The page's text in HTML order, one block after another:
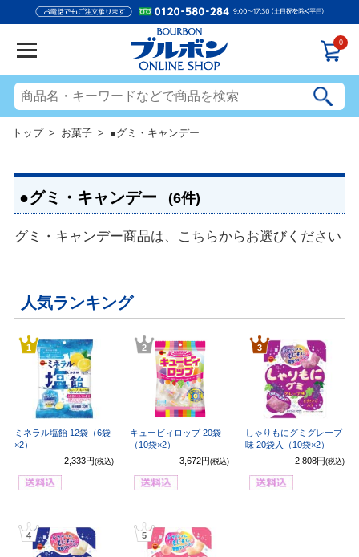
0
トップ> お菓子 > ●グミ・キャンデー
●グミ・キャンデー (6件)
グミ・キャンデー商品は、こちらからお選びください
人気ランキング
1
ミネラル塩飴 12袋（6袋
×2）
2,333円 (税込)
2
キュービィロップ 20袋
（10袋×2）
3,672円 (税込)
3
しゃりもにグミグレープ
味 20袋入（10袋×2）
2,808円(税込)
4 5